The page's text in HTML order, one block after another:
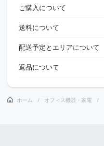
ご購入について
送料について
配送予定とエリアについて
返品について
ホーム オフィス機器・家電